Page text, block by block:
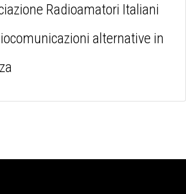
Radioamatori Italiani
alternative in